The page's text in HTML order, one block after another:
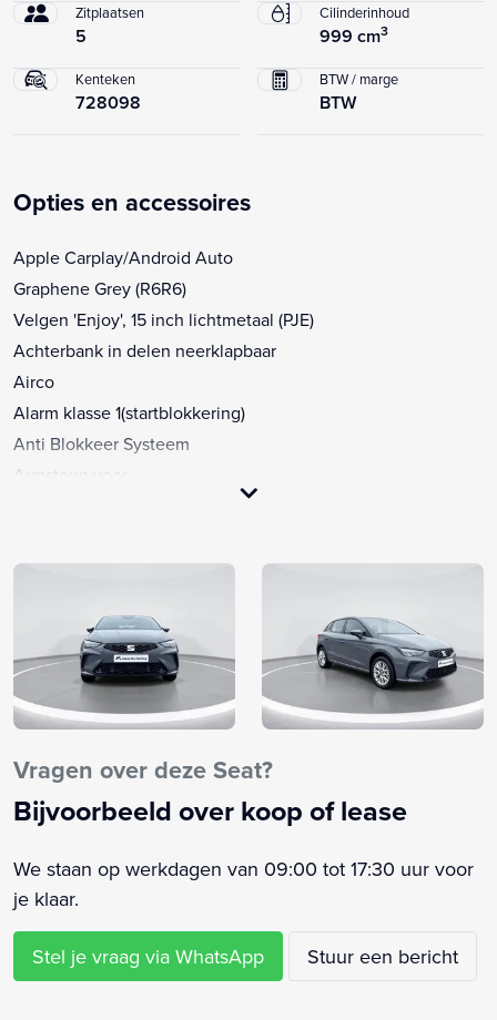
Zitplaatsen
5
Cilinderinhoud
999 cm3
Kenteken
728098
BTW / marge
BTW
Opties en accessoires
Apple Carplay/Android Auto
Graphene Grey (R6R6)
Velgen 'Enjoy', 15 inch lichtmetaal (PJE)
Achterbank in delen neerklapbaar
Airco
Alarm klasse 1(startblokkering)
Anti Blokkeer Systeem
Armsteun voor
Autonomous Emergency Braking
Bestuurdersairbag
Bestuurdersstoel in hoogte verstelbaar
Bluetooth telefoonvoorbereiding
Boordcomputer
Buitenspiegels elektrisch verstelbaar
Buitenspiegels in carrosseriekleur
Centrale deurvergrendeling met afstandsbediening
Comfortstoel(en)
Connected services
Cruise control met snelheidsbegrenzer (PDK)
Vragen over deze Seat?
Bijvoorbeeld over koop of lease
We staan op werkdagen van 09:00 tot 17:30 uur voor
je klaar.
Stel je vraag via WhatsApp Stuur een bericht